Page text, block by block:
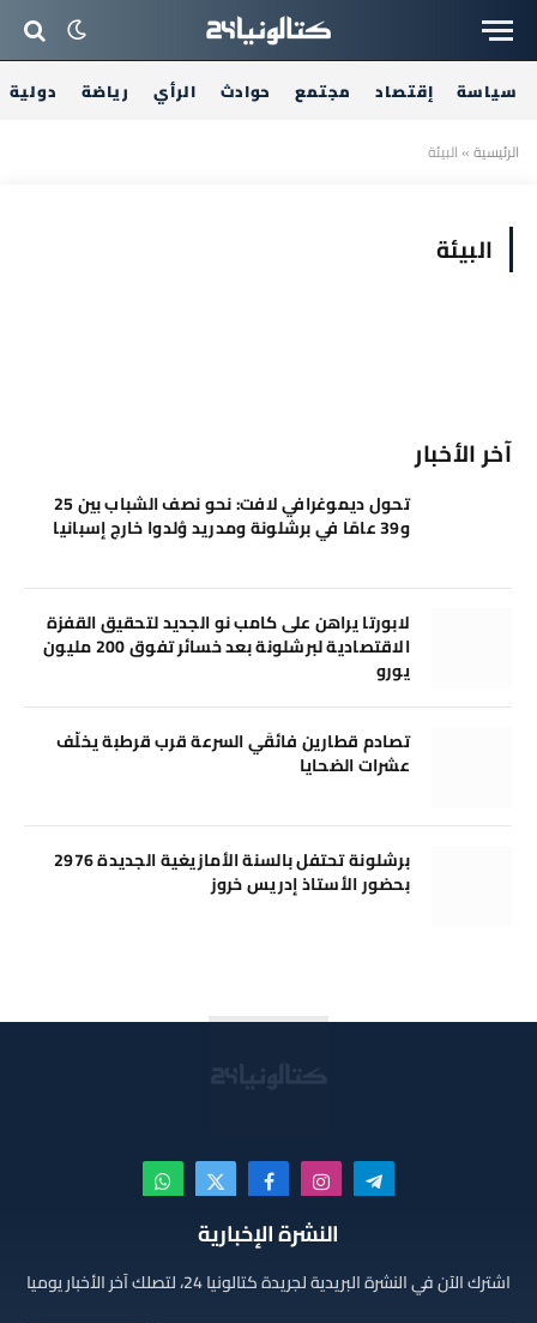
سياسة إقتصاد مجتمع حوادث الرأي رياضة دولية
الرئيسية»البيئة
البيئة
آخر الأخبار
تحول ديموغرافي لافت: نحو نصف الشباب بين 25
و39 عامًا في برشلونة ومدريد وُلدوا خارج إسبانيا
لابورتا يراهن على كامب نو الجديد لتحقيق القفزة
الاقتصادية لبرشلونة بعد خسائر تفوق 200 مليون
يورو
تصادم قطارين فائقَي السرعة قرب قرطبة يخلّف
عشرات الضحايا
برشلونة تحتفل بالسنة الأمازيغية الجديدة 2976
بحضور الأستاذ إدريس خروز
تيلقرام الانستغرامفيسبوكX
(Twitter)
واتساب
النشرة الإخبارية
اشترك الآن في النشرة البريدية لجريدة كتالونيا 24، لتصلك آخر الأخبار يوميا